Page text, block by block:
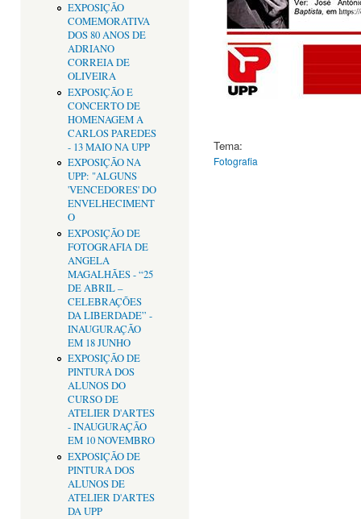
EXPOSIÇÃO
COMEMORATIVA
DOS 80 ANOS DE
ADRIANO
CORREIA DE
OLIVEIRA
EXPOSIÇÃO E
CONCERTO DE
HOMENAGEM A
CARLOS PAREDES
- 13 MAIO NA UPP
EXPOSIÇÃO NA
UPP: "ALGUNS
'VENCEDORES' DO
ENVELHECIMENT
O
EXPOSIÇÃO DE
FOTOGRAFIA DE
ANGELA
MAGALHÃES - “25
DE ABRIL –
CELEBRAÇÕES
DA LIBERDADE” -
INAUGURAÇÃO
EM 18 JUNHO
EXPOSIÇÃO DE
PINTURA DOS
ALUNOS DO
CURSO DE
ATELIER D'ARTES
- INAUGURAÇÃO
EM 10 NOVEMBRO
EXPOSIÇÃO DE
PINTURA DOS
ALUNOS DE
ATELIER D'ARTES
DA UPP
Tema:
Fotografia